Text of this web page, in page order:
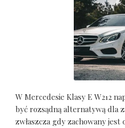
W Mercedesie Klasy E W212
być rozsądną alternatywą dla
zwłaszcza gdy zachowany